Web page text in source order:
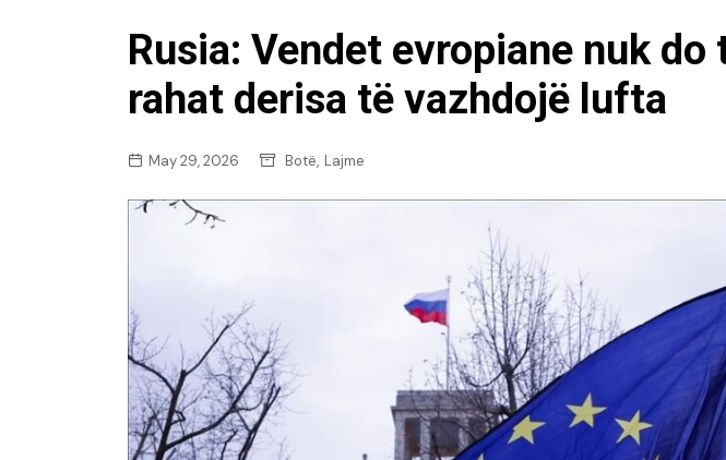
KOSOVË
SHQIPËRI
BOTË
Rusia: Vendet evropiane nuk do
rahat derisa të vazhdojë lufta
May 29, 2026 Botë, Lajme